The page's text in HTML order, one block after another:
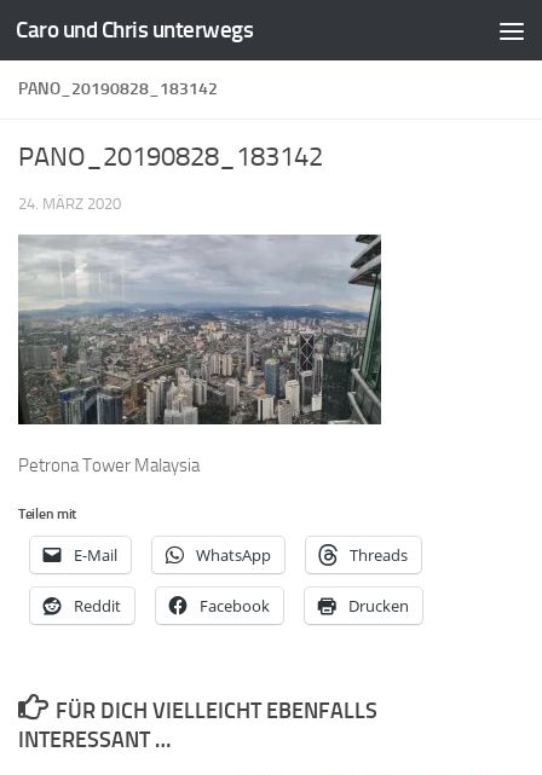
Zum Inhalt springen
Caro und Chris unterwegs
PANO_20190828_183142
PANO_20190828_183142
24. MÄRZ 2020
Petrona Tower Malaysia
Teilen mit
E-Mail WhatsApp Threads
Reddit Facebook Drucken
FÜR DICH VIELLEICHT EBENFALLS
INTERESSANT …